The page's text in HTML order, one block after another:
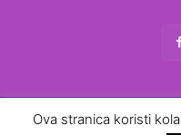
Ova stranica koristi